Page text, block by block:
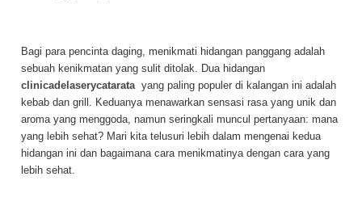
Bagi para pencinta daging, menikmati hidangan panggang adalah
sebuah kenikmatan yang sulit ditolak. Dua hidangan
clinicadelaserycataratayang paling populer di kalangan ini adalah
kebab dan grill. Keduanya menawarkan sensasi rasa yang unik dan
aroma yang menggoda, namun seringkali muncul pertanyaan: mana
yang lebih sehat? Mari kita telusuri lebih dalam mengenai kedua
hidangan ini dan bagaimana cara menikmatinya dengan cara yang
lebih sehat.